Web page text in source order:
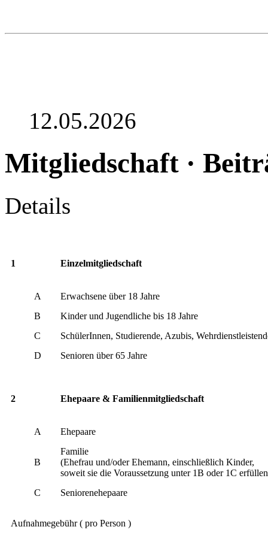
12.05.2026
Mitgliedschaft ·
Details
1 Einzelmitgliedschaft
A
Erwachsene über 18 Jahre
B
Kinder und Jugendliche bis 18 Jahre
C
SchülerInnen, Studierende, Azubis,
D
Senioren über 65 Jahre
2 Ehepaare & Familienmitgliedschaft
A Ehepaare
B
Familie
(Ehefrau und/oder Ehemann, einschließlich Kinder,
soweit sie die Voraussetzung unter 1B oder 1C
C
Seniorenehepaare
Aufnahmegebühr ( pro Person )